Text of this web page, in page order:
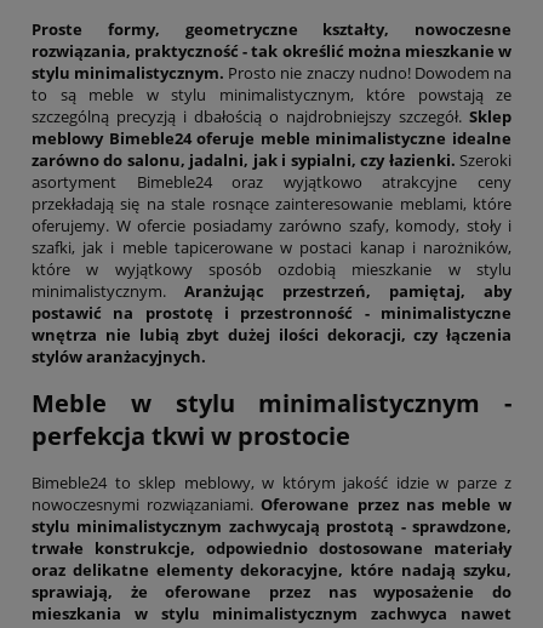
Proste formy, geometryczne kształty, nowoczesne
rozwiązania, praktyczność - tak określić można mieszkanie w
stylu minimalistycznym. Prosto nie znaczy nudno! Dowodem na
to są meble w stylu minimalistycznym, które powstają ze
szczególną precyzją i dbałością o najdrobniejszy szczegół. Sklep
meblowy Bimeble24 oferuje meble minimalistyczne idealne
zarówno do salonu, jadalni, jak i sypialni, czy łazienki. Szeroki
asortyment Bimeble24 oraz wyjątkowo atrakcyjne ceny
przekładają się na stale rosnące zainteresowanie meblami, które
oferujemy. W ofercie posiadamy zarówno szafy, komody, stoły i
szafki, jak i meble tapicerowane w postaci kanap i narożników,
które w wyjątkowy sposób ozdobią mieszkanie w stylu
minimalistycznym. Aranżując przestrzeń, pamiętaj, aby
postawić na prostotę i przestronność - minimalistyczne
wnętrza nie lubią zbyt dużej ilości dekoracji, czy łączenia
stylów aranżacyjnych.
Meble w stylu minimalistycznym -
perfekcja tkwi w prostocie
Bimeble24 to sklep meblowy, w którym jakość idzie w parze z
nowoczesnymi rozwiązaniami.Oferowane przez nas meble w
stylu minimalistycznym zachwycają prostotą - sprawdzone,
trwałe konstrukcje, odpowiednio dostosowane materiały
oraz delikatne elementy dekoracyjne, które nadają szyku,
sprawiają, że oferowane przez nas wyposażenie do
mieszkania w stylu minimalistycznym zachwyca nawet